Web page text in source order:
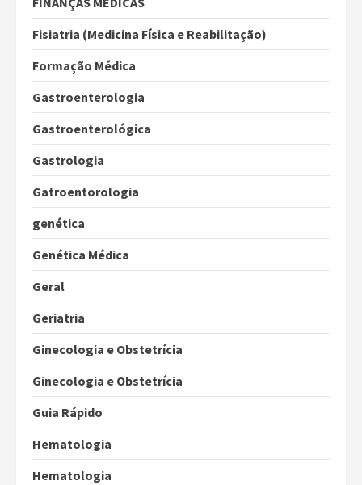
Fisiatria (Medicina Física e Reabilitação)
Formação Médica
Gastroenterologia
Gastroenterológica
Gastrologia
Gatroentorologia
genética
Genética Médica
Geral
Geriatria
Ginecologia e Obstetrícia
Ginecologia e Obstetrícia
Guia Rápido
Hematologia
Hematologia